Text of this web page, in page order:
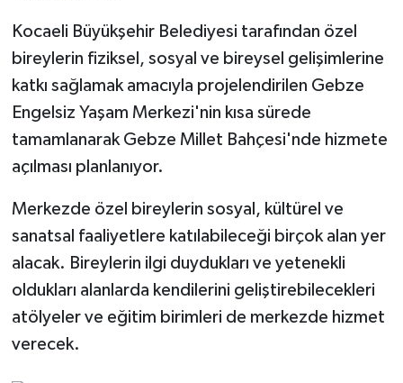
Kocaeli Büyükşehir Belediyesi tarafından özel
bireylerin fiziksel, sosyal ve bireysel gelişimlerine
katkı sağlamak amacıyla projelendirilen Gebze
Engelsiz Yaşam Merkezi'nin kısa sürede
tamamlanarak Gebze Millet Bahçesi'nde hizmete
açılması planlanıyor.
Merkezde özel bireylerin sosyal, kültürel ve
sanatsal faaliyetlere katılabileceği birçok alan yer
alacak. Bireylerin ilgi duydukları ve yetenekli
oldukları alanlarda kendilerini geliştirebilecekleri
atölyeler ve eğitim birimleri de merkezde hizmet
verecek.